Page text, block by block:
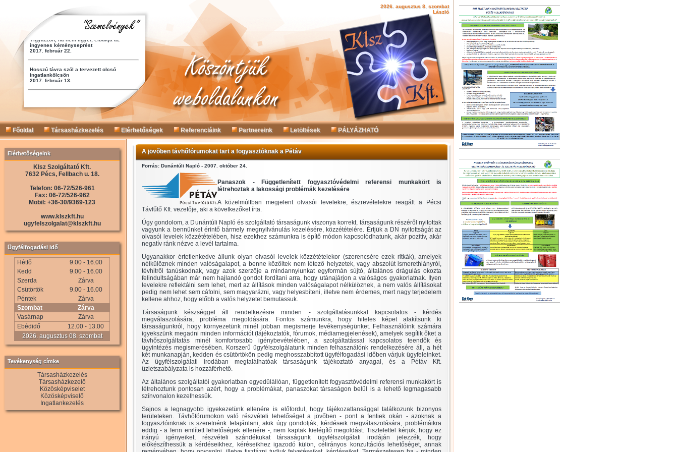
2026. augusztus 8. szombat
László
Főoldal Társasházkezelés Elérhetőségek Referenciáink Partnereink Letöltések PÁLYÁZHATÓ
Elérhetőségeink
Klsz Szolgáltató Kft.
7632 Pécs, Fellbach u. 18.
Telefon: 06-72/526-961
Fax: 06-72/526-962
Mobil: +36-30/9369-123
www.klszkft.hu
ugyfelszolgalat@klszkft.hu
Ügyfélfogadási idő
Hétfő
9.00 - 16.00
Kedd
9.00 - 16.00
Szerda
Zárva
Csütörtök
9.00 - 16.00
Péntek
Zárva
Szombat
Zárva
Vasárnap
Zárva
Ebédidő
12.00 - 13.00
2026. augusztus 08. szombat
Tevékenység címke
Társasházkezelés
Társasházkezelő
Közösképviselet
Közösképviselő
Ingatlankezelés
A jövőben távhőfórumokat tart a fogyasztóknak a Pétáv
Forrás: Dunántúli Napló - 2007. október 24.
Panaszok - Függetlenített fogyasztóvédelmi referensi munkakört is
létrehoztak a lakossági problémák kezelésére
A közelmúltban megjelent olvasói levelekre, észrevételekre reagált a Pécsi
Távfűtő Kft. vezetője, aki a következőket írta.
Úgy gondolom, a Dunántúli Napló és szolgáltató társaságunk viszonya korrekt, társaságunk részéről nyitottak
vagyunk a bennünket érintő bármely megnyilvánulás kezelésére, közzétételére. Értjük a DN nyitottságát az
olvasói levelek közzétételében, hisz ezekhez számunkra is építő módon kapcsolódhatunk, akár pozitív, akár
negatív ránk nézve a levél tartalma.
Ugyanakkor értetlenkedve állunk olyan olvasói levelek közzétételekor (szerencsére ezek ritkák), amelyek
nélkülöznek minden valóságalapot, a benne közöltek nem létező helyzetek, vagy abszolút ismerethiányról,
tévhitről tanúskodnak, vagy azok szerzője a mindannyiunkat egyformán sújtó, általános drágulás okozta
felindultságában már nem hajlandó gondot fordítani arra, hogy utánajárjon a valóságos gyakorlatnak. Ilyen
levelekre reflektálni sem lehet, mert az állítások minden valóságalapot nélkülöznek, a nem valós állításokat
pedig nem lehet sem cáfolni, sem magyarázni, vagy helyesbíteni, illetve nem érdemes, mert nagy terjedelem
kellene ahhoz, hogy előbb a valós helyzetet bemutassuk.
Társaságunk készséggel áll rendelkezésre minden - szolgáltatásunkkal kapcsolatos - kérdés
megválaszolására, probléma megoldására. Fontos számunkra, hogy hiteles képet alakítsunk ki
társaságunkról, hogy környezetünk minél jobban megismerje tevékenységünket. Felhasználóink számára
igyekszünk megadni minden információt (tájékoztatók, fórumok, médiamegjelenések), amelyek segítik őket a
távhőszolgáltatás minél komfortosabb igénybevételében, a szolgáltatással kapcsolatos teendők és
ügyintézés megismerésében. Korszerű ügyfélszolgálatunk minden felhasználónk rendelkezésére áll, a hét
két munkanapján, kedden és csütörtökön pedig meghosszabbított ügyfélfogadási időben várjuk ügyfeleinket.
Az ügyfélszolgálati irodában megtalálhatóak társaságunk tájékoztató anyagai, és a Pétáv Kft.
üzletszabályzata is hozzáférhető.
Az általános szolgáltatói gyakorlatban egyedülállóan, függetlenített fogyasztóvédelmi referensi munkakört is
létrehoztunk pontosan azért, hogy a problémákat, panaszokat társaságon belül is a lehető legmagasabb
színvonalon kezelhessük.
Sajnos a legnagyobb igyekezetünk ellenére is előfordul, hogy tájékozatlansággal találkozunk bizonyos
területeken. Távhőfórumokon való részvételi lehetőséget a jövőben - pont a fentiek okán - azoknak a
fogyasztóinknak is szeretnénk felajánlani, akik úgy gondolják, kérdéseik megválaszolására, problémáikra
eddig - a fenn említett lehetőségek ellenére -, nem kaptak kielégítő megoldást. Tisztelettel kérjük, hogy ez
irányú igényeiket, részvételi szándékukat társaságunk ügyfélszolgálati irodáján jelezzék, hogy
előkészíthessük a kérdéseikhez, kéréseikhez igazodó külön, célirányos konzultációs lehetőséget, annak